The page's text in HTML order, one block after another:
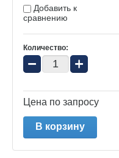
Добавить к
сравнению
Количество:
− +
Цена по запросу
В корзину